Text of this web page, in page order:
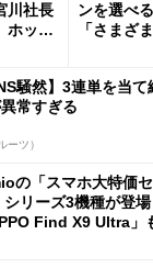
川社長
ホッピ
ンを選べ
「さまざ
騒然】3連単を当
異常すぎる
ーツ）
の「スマホ大特価
シリーズ3機種が登
Find X9 Ultra」